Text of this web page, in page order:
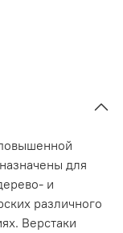
для
и
различного
Верстаки